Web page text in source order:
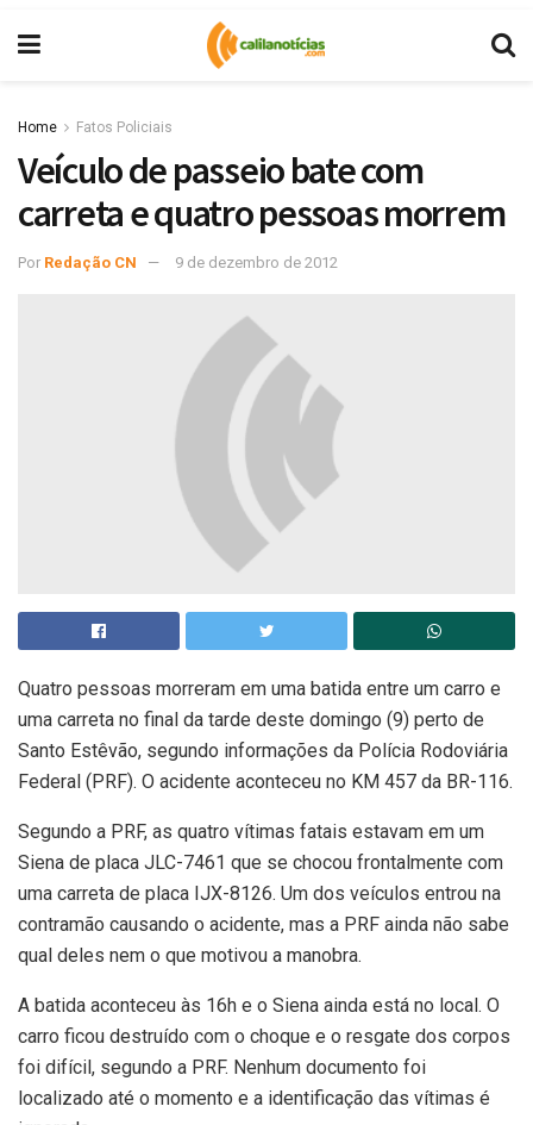
Home Fatos Policiais
Veículo de passeio bate com
carreta e quatro pessoas morrem
Por Redação CN 9 de dezembro de 2012
Quatro pessoas morreram em uma batida entre um carro e
uma carreta no final da tarde deste domingo (9) perto de
Santo Estêvão, segundo informações da Polícia Rodoviária
Federal (PRF). O acidente aconteceu no KM 457 da BR-116.
Segundo a PRF, as quatro vítimas fatais estavam em um
Siena de placa JLC-7461 que se chocou frontalmente com
uma carreta de placa IJX-8126. Um dos veículos entrou na
contramão causando o acidente, mas a PRF ainda não sabe
qual deles nem o que motivou a manobra.
A batida aconteceu às 16h e o Siena ainda está no local. O
carro ficou destruído com o choque e o resgate dos corpos
foi difícil, segundo a PRF. Nenhum documento foi
localizado até o momento e a identificação das vítimas é